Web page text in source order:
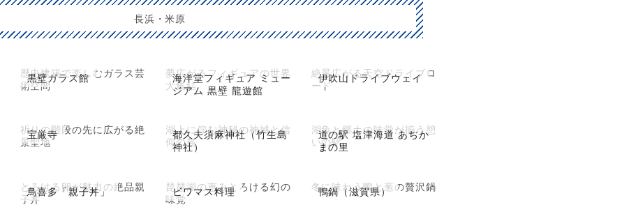
長浜・米原
黒壁ガラス館
歴史建築で楽しむガラス芸
術空間
海洋堂フィギュア ミュー
ジアム 黒壁 龍遊館
夢広がるフィギュアの世界
大集結
伊吹山ドライブウェイ
絶景広がる天空ドライブロ
ード
宝厳寺
祈りの階段の先に広がる絶
景聖地
都久夫須麻神社（竹生島
神社）
湖上に佇む神秘の神域と信
仰の島
道の駅 塩津海道 あぢか
まの里
湖魚と郷土の味覚が揃う憩
いの駅
鳥喜多「親子丼」
とろける卵が魅力の絶品親
子丼
ビワマス料理
琵琶湖の恵みとろける幻の
味覚
鴨鍋（滋賀県）
冬に味わう鴨と葱の贅沢鍋